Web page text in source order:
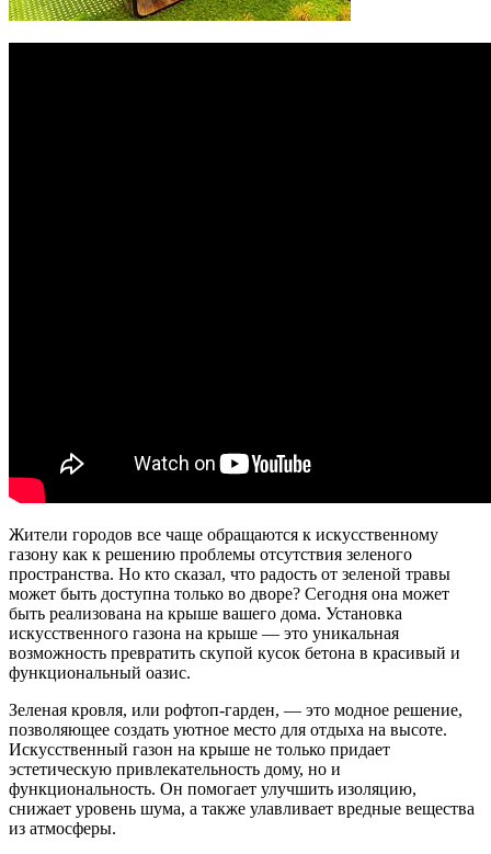
Жители городов все чаще обращаются к искусственному
газону как к решению проблемы отсутствия зеленого
пространства. Но кто сказал, что радость от зеленой травы
может быть доступна только во дворе? Сегодня она может
быть реализована на крыше вашего дома. Установка
искусственного газона на крыше — это уникальная
возможность превратить скупой кусок бетона в красивый и
функциональный оазис.
Зеленая кровля, или рофтоп-гарден, — это модное решение,
позволяющее создать уютное место для отдыха на высоте.
Искусственный газон на крыше не только придает
эстетическую привлекательность дому, но и
функциональность. Он помогает улучшить изоляцию,
снижает уровень шума, а также улавливает вредные вещества
из атмосферы.